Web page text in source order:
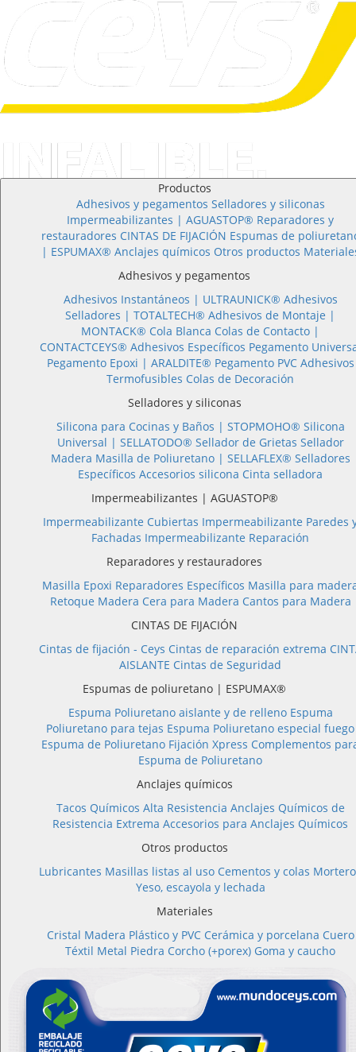
Productos
Adhesivos y pegamentos Selladores y siliconas
Impermeabilizantes | AGUASTOP® Reparadores y
restauradores CINTAS DE FIJACIÓN Espumas de
| ESPUMAX® Anclajes químicos Otros productos
Adhesivos y pegamentos
Adhesivos Instantáneos | ULTRAUNICK® Adhesivos
Selladores | TOTALTECH®
Adhesivos de Montaje |
MONTACK® Cola Blanca
Colas de Contacto |
CONTACTCEYS® Adhesivos Específicos Pegamento
Pegamento Epoxi | ARALDITE® Pegamento PVC Adhesivos
Termofusibles Colas de Decoración
Selladores y siliconas
Silicona para Cocinas y Baños | STOPMOHO® Silicona
Universal | SELLATODO® Sellador de Grietas Sellador
Madera
Masilla de Poliuretano | SELLAFLEX® Selladores
Específicos Accesorios silicona Cinta selladora
Impermeabilizantes | AGUASTOP®
Impermeabilizante Cubiertas Impermeabilizante Paredes
Fachadas Impermeabilizante Reparación
Reparadores y restauradores
Masilla Epoxi Reparadores Específicos Masilla para
Retoque Madera Cera para Madera Cantos para Madera
CINTAS DE FIJACIÓN
Cintas de fijación - Ceys Cintas de reparación extrema
AISLANTE Cintas de Seguridad
Espumas de poliuretano | ESPUMAX®
Espuma Poliuretano aislante y de relleno Espuma
Poliuretano para tejas Espuma Poliuretano especial fuego
Espuma de Poliuretano Fijación Xpress Complementos
Espuma de Poliuretano
Anclajes químicos
Tacos Químicos Alta Resistencia Anclajes Químicos de
Resistencia Extrema Accesorios para Anclajes Químicos
Otros productos
Lubricantes Masillas listas al uso Cementos y colas
Yeso, escayola y lechada
Materiales
Cristal Madera Plástico y PVC Cerámica y porcelana Cuero
Téxtil Metal Piedra Corcho (+porex) Goma y caucho